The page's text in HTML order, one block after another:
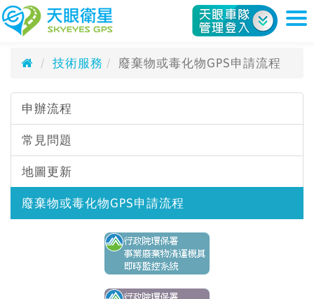
天眼衛星科技股份有限公司
廢棄物或毒化物GPS申請流程
技術服務 廢棄物或毒化物GPS申請流程
申辦流程
常見問題
地圖更新
廢棄物或毒化物GPS申請流程